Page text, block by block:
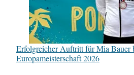
Erfolgreicher Auftritt für Mia Bauer
Europameisterschaft 2026